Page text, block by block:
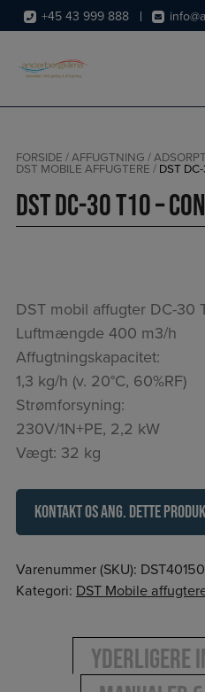
Hop
til
indholdet
+45 43 999 888
FORSIDE /AFFUGTNING /
DST MOBILE AFFUGTERE / DST
DST DC-30 T10 –
DST mobil affugter DC-30
Luftmængde 400 m3/h
Affugtningskapacitet:
1,3 kg/h (v. 20°C, 60%RF)
Strømforsyning:
230V/1N+PE, 2,2 kW
Vægt: 32 kg
Kontakt os ang. dette
Varenummer (SKU): DST40150
Kategori: DST Mobile
Yderligere